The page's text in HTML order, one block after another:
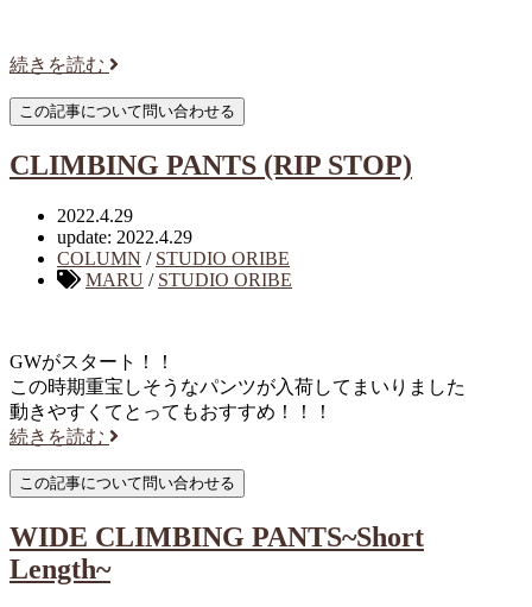
続きを読む
CLIMBING PANTS (RIP STOP)
2022.4.29
update: 2022.4.29
COLUMN / STUDIO ORIBE
MARU / STUDIO ORIBE
GWがスタート！！
この時期重宝しそうなパンツが入荷してまいりました
動きやすくてとってもおすすめ！！！
続きを読む
WIDE CLIMBING PANTS~Short
Length~